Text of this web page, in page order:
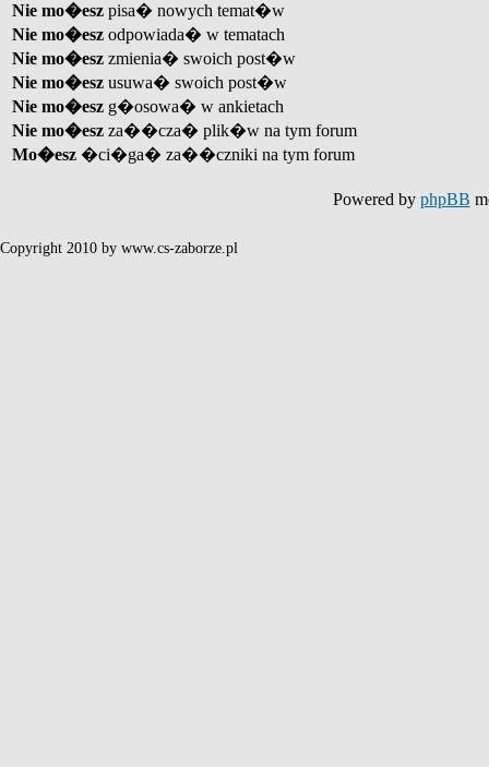
Nie mo�esz pisa� nowych temat�w
Nie mo�esz odpowiada� w tematach
Nie mo�esz zmienia� swoich post�w
Nie mo�esz usuwa� swoich post�w
Nie mo�esz g�osowa� w ankietach
Nie mo�esz za��cza� plik�w na tym forum
Mo�esz �ci�ga� za��czniki na tym forum
Powered by phpBB
Copyright 2010 by www.cs-zaborze.pl